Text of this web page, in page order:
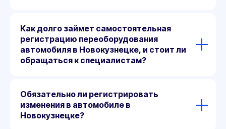
Как долго займет самостоятельная
регистрацию переоборудования
автомобиля в Новокузнецке, и стоит ли
обращаться к специалистам?
Обязательно ли регистрировать
изменения в автомобиле в
Новокузнецке?